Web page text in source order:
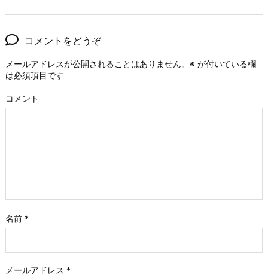
コメントをどうぞ
メールアドレスが公開されることはありません。 ※ が付いている欄
は必須項目です
コメント
名前 *
メールアドレス *